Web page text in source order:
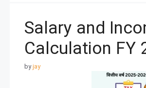
Salary and
Calculation FY
byjay